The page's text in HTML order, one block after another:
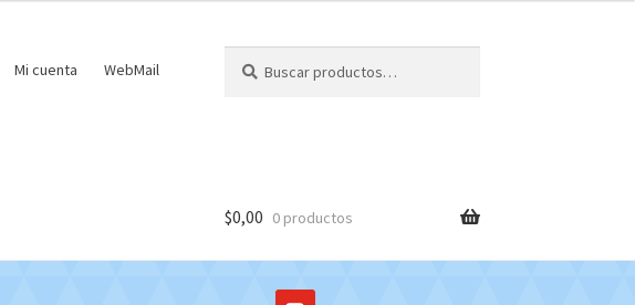
Mi cuenta WebMail
por:
$0,00 0 productos